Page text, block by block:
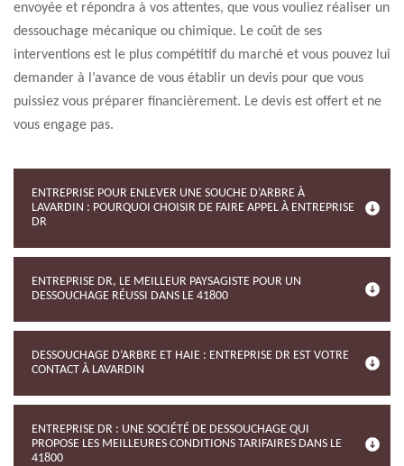
envoyée et répondra à vos attentes, que vous vouliez réaliser un
dessouchage mécanique ou chimique. Le coût de ses
interventions est le plus compétitif du marché et vous pouvez lui
demander à l’avance de vous établir un devis pour que vous
puissiez vous préparer financièrement. Le devis est offert et ne
vous engage pas.
ENTREPRISE POUR ENLEVER UNE SOUCHE D’ARBRE À
LAVARDIN : POURQUOI CHOISIR DE FAIRE APPEL À ENTREPRISE
DR
ENTREPRISE DR, LE MEILLEUR PAYSAGISTE POUR UN
DESSOUCHAGE RÉUSSI DANS LE 41800
DESSOUCHAGE D’ARBRE ET HAIE : ENTREPRISE DR EST VOTRE
CONTACT À LAVARDIN
ENTREPRISE DR : UNE SOCIÉTÉ DE DESSOUCHAGE QUI
PROPOSE LES MEILLEURES CONDITIONS TARIFAIRES DANS LE
41800